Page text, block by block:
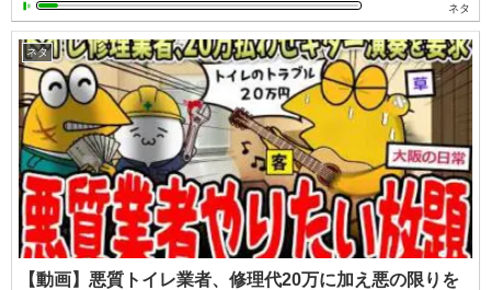
ネタ
ネタ
【動画】悪質トイレ業者、修理代20万に加え悪の限りを